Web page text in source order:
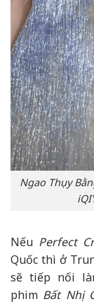
Ngao Thụy
Nếu Perfect
Quốc thì ở
sẽ tiếp nối
phim Bất Nhị